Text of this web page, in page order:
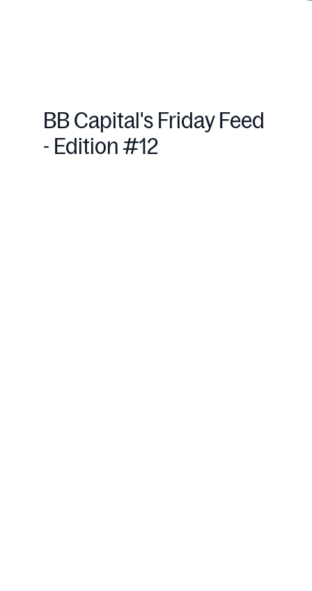
BB Capital's Friday Feed
- Edition #12